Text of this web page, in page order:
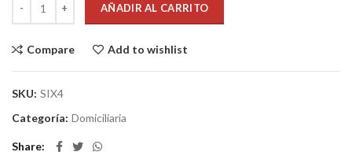
AÑADIR AL CARRITO
Compare Add to wishlist
SKU: SIX4
Categoría: Domiciliaria
Share